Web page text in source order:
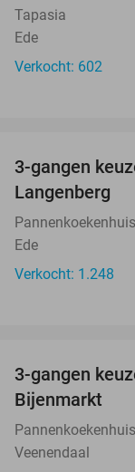
Tapasia
Ede
Verkocht: 602
3-gangen
Langenberg
Ede
Verkocht: 1.248
3-gangen
Bijenmarkt
Veenendaal